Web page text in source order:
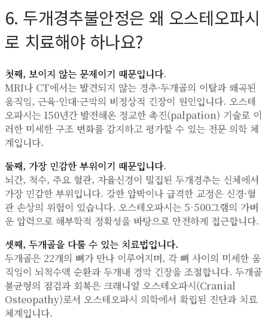
6. 두개경추불안정은 왜 오스테오파시
로 치료해야 하나요?
첫째, 보이지 않는 문제이기 때문입니다.
MRI나 CT에서는 발견되지 않는 경추·두개골의 이탈과 왜곡된
움직임, 근육·인대·근막의 비정상적 긴장이 원인입니다. 오스테
오파시는 150년간 발전해온 정교한 촉진(palpation) 기술로 이
러한 미세한 구조 변화를 감지하고 평가할 수 있는 전문 의학 체
계입니다.
둘째, 가장 민감한 부위이기 때문입니다.
뇌간, 척수, 주요 혈관, 자율신경이 밀집된 두개경추는 신체에서
가장 민감한 부위입니다. 강한 압박이나 급격한 교정은 신경·혈
관 손상의 위험이 있습니다. 오스테오파시는 5-500그램의 가벼
운 압력으로 해부학적 정확성을 바탕으로 안전하게 접근합니다.
셋째, 두개골을 다룰 수 있는 치료법입니다.
두개골은 22개의 뼈가 만나 이루어지며, 각 뼈 사이의 미세한 움
직임이 뇌척수액 순환과 두개내 경막 긴장을 조절합니다. 두개골
불균형의 점검과 회복은 크래니얼 오스테오파시(Cranial
Osteopathy)로서 오스테오파시 의학에서 확립된 진단과 치료
체계입니다.